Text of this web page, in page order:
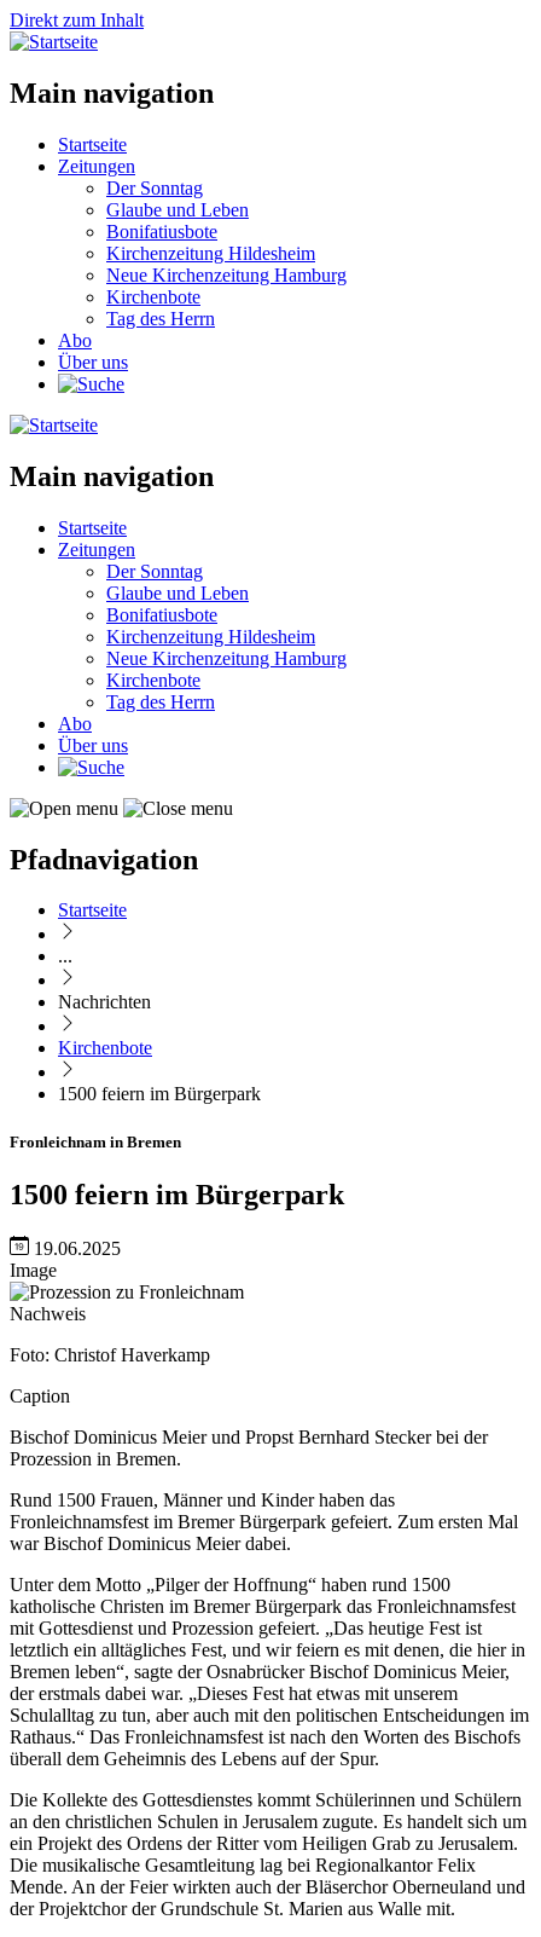
Direkt zum Inhalt
Main navigation
Startseite
Zeitungen
Der Sonntag
Glaube und Leben
Bonifatiusbote
Kirchenzeitung Hildesheim
Neue Kirchenzeitung Hamburg
Kirchenbote
Tag des Herrn
Abo
Über uns
Main navigation
Startseite
Zeitungen
Der Sonntag
Glaube und Leben
Bonifatiusbote
Kirchenzeitung Hildesheim
Neue Kirchenzeitung Hamburg
Kirchenbote
Tag des Herrn
Abo
Über uns
Pfadnavigation
Startseite
...
Nachrichten
Kirchenbote
1500 feiern im Bürgerpark
Fronleichnam in Bremen
1500 feiern im Bürgerpark
19.06.2025
Image
Nachweis
Foto: Christof Haverkamp
Caption
Bischof Dominicus Meier und Propst Bernhard Stecker bei der
Prozession in Bremen.
Rund 1500 Frauen, Männer und Kinder haben das
Fronleichnamsfest im Bremer Bürgerpark gefeiert. Zum ersten Mal
war Bischof Dominicus Meier dabei.
Unter dem Motto „Pilger der Hoffnung“ haben rund 1500
katholische Christen im Bremer Bürgerpark das Fronleichnamsfest
mit Gottesdienst und Prozession gefeiert. „Das heutige Fest ist
letztlich ein alltägliches Fest, und wir feiern es mit denen, die hier in
Bremen leben“, sagte der Osnabrücker Bischof Dominicus Meier,
der erstmals dabei war. „Dieses Fest hat etwas mit unserem
Schulalltag zu tun, aber auch mit den politischen Entscheidungen im
Rathaus.“ Das Fronleichnamsfest ist nach den Worten des Bischofs
überall dem Geheimnis des Lebens auf der Spur.
Die Kollekte des Gottesdienstes kommt Schülerinnen und Schülern
an den christlichen Schulen in Jerusalem zugute. Es handelt sich um
ein Projekt des Ordens der Ritter vom Heiligen Grab zu Jerusalem.
Die musikalische Gesamtleitung lag bei Regionalkantor Felix
Mende. An der Feier wirkten auch der Bläserchor Oberneuland und
der Projektchor der Grundschule St. Marien aus Walle mit.